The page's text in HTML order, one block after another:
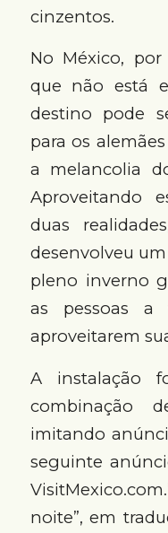
cinzentos.
No México,
que não está
destino pode
para os
a melancolia
Aproveitando
duas
desenvolveu
pleno inverno
as pessoas a
aproveitarem
A instalação
combinação
imitando
seguinte
noite”, em